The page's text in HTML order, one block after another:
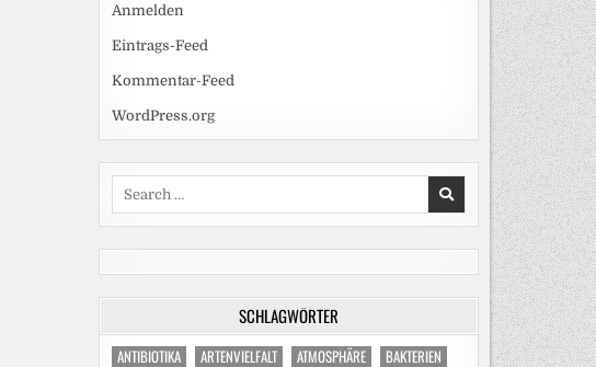
Anmelden
Eintrags-Feed
Kommentar-Feed
WordPress.org
SCHLAGWÖRTER
ANTIBIOTIKA ARTENVIELFALT ATMOSPHÄRE
BAKTERIEN